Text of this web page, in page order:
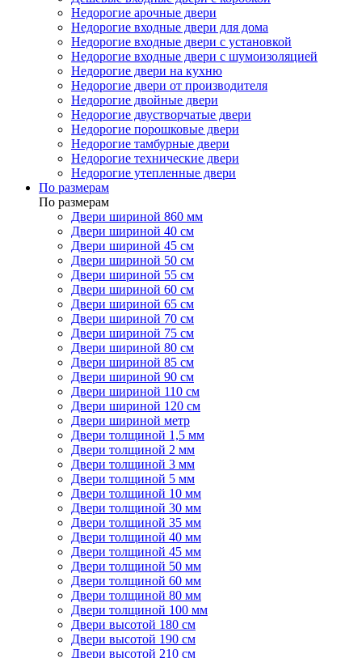
Недорогие арочные двери
Недорогие входные двери для дома
Недорогие входные двери с установкой
Недорогие входные двери с шумоизоляцией
Недорогие двери на кухню
Недорогие двери от производителя
Недорогие двойные двери
Недорогие двустворчатые двери
Недорогие порошковые двери
Недорогие тамбурные двери
Недорогие технические двери
Недорогие утепленные двери
По размерам
По размерам
Двери шириной 860 мм
Двери шириной 40 см
Двери шириной 45 см
Двери шириной 50 см
Двери шириной 55 см
Двери шириной 60 см
Двери шириной 65 см
Двери шириной 70 см
Двери шириной 75 см
Двери шириной 80 см
Двери шириной 85 см
Двери шириной 90 см
Двери шириной 110 см
Двери шириной 120 см
Двери шириной метр
Двери толщиной 1,5 мм
Двери толщиной 2 мм
Двери толщиной 3 мм
Двери толщиной 5 мм
Двери толщиной 10 мм
Двери толщиной 30 мм
Двери толщиной 35 мм
Двери толщиной 40 мм
Двери толщиной 45 мм
Двери толщиной 50 мм
Двери толщиной 60 мм
Двери толщиной 80 мм
Двери толщиной 100 мм
Двери высотой 180 см
Двери высотой 190 см
Двери высотой 210 см